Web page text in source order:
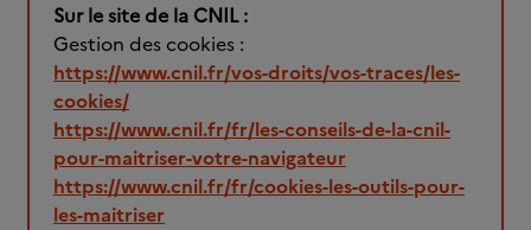
Sur le site de la CNIL :
Gestion des cookies :
https://www.cnil.fr/vos-droits/vos-traces/les-
cookies/
https://www.cnil.fr/fr/les-conseils-de-la-cnil-
pour-maitriser-votre-navigateur
https://www.cnil.fr/fr/cookies-les-outils-pour-
les-maitriser